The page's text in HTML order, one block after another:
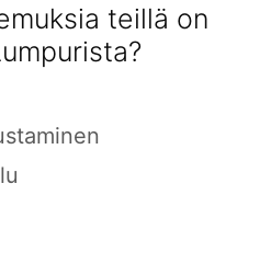
teillä on